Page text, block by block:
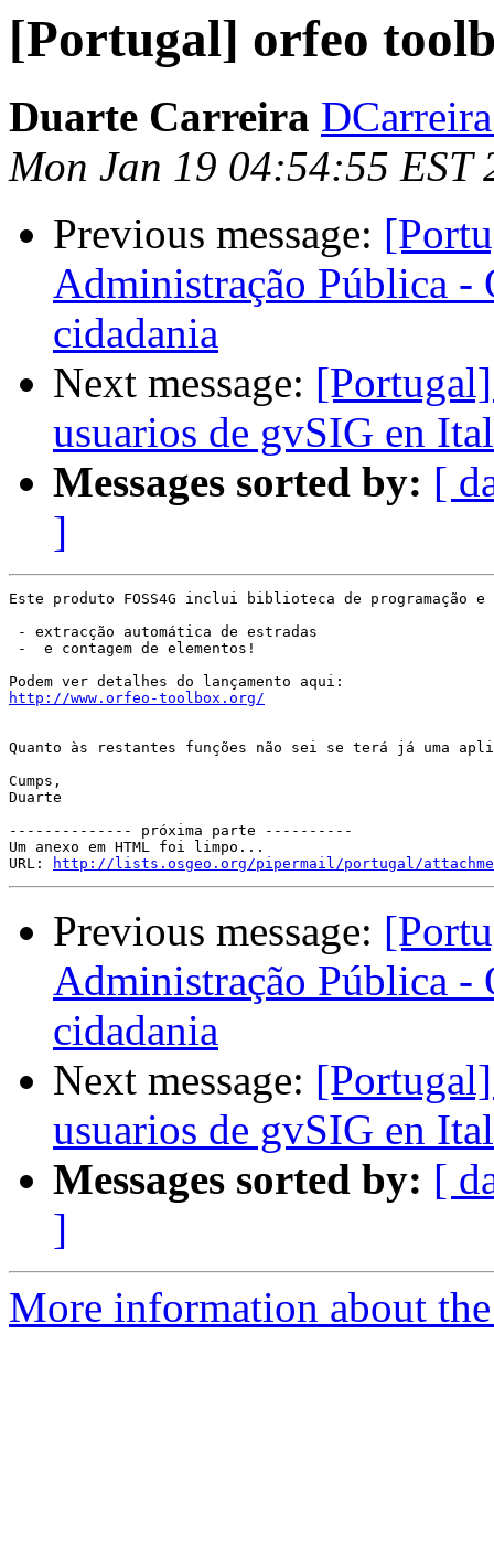
[Portugal] orfeo
Duarte Carreira
Mon Jan 19 04:54:55 EST
Previous message:
Administração Pública -
cidadania
Next message:
usuarios de gvSIG en
Messages sorted by: [
]
Este produto FOSS4G inclui biblioteca de programação
- extracção automática de estradas
-  e contagem de elementos!
http://www.orfeo-toolbox.org/
Quanto às restantes funções não sei se terá já uma
Cumps,
Duarte
-------------- próxima parte ----------
Um anexo em HTML foi limpo...
URL:
http://lists.osgeo.org/pipermail/portugal/
Previous message:
Administração Pública -
cidadania
Next message:
usuarios de gvSIG en
Messages sorted by: [
]
More information about